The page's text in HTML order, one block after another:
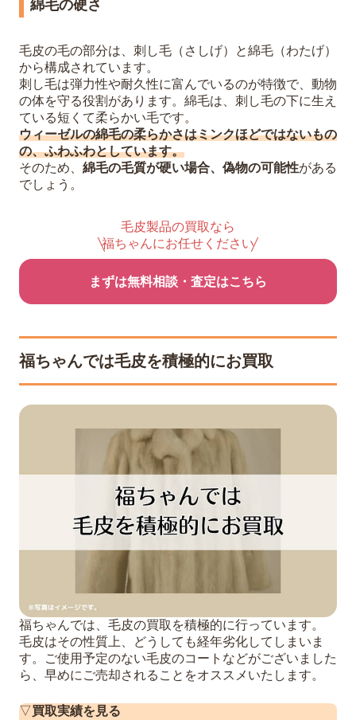
綿毛の硬さ
毛皮の毛の部分は、刺し毛（さしげ）と綿毛（わたげ）
から構成されています。
刺し毛は弾力性や耐久性に富んでいるのが特徴で、動物
の体を守る役割があります。綿毛は、刺し毛の下に生え
ている短くて柔らかい毛です。
ウィーゼルの綿毛の柔らかさはミンクほどではないもの
の、ふわふわとしています。
そのため、 綿毛の毛質が硬い場合、偽物の可能性がある
でしょう。
毛皮製品の買取なら
福ちゃんにお任せください
まずは無料相談・査定はこちら
福ちゃんでは毛皮を積極的にお買取
福ちゃんでは、毛皮の買取を積極的に行っています。
毛皮はその性質上、どうしても経年劣化してしまいま
す。ご使用予定のない毛皮のコートなどがございました
ら、早めにご売却されることをオススメいたします。
▽買取実績を見る